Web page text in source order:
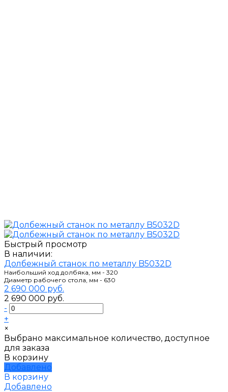
Быстрый просмотр
В наличии:
Долбежный станок по металлу B5032D
Наибольший ход долбяка, мм - 320
Диаметр рабочего стола, мм - 630
2 690 000 руб.
2 690 000 руб.
-
+
×
Выбрано максимальное количество, доступное
для заказа
В корзину
Добавлено
В корзину
Добавлено